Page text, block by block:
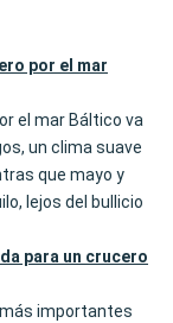
por el mar
el mar Báltico va
un clima suave
que mayo y
lejos del bullicio
para un crucero
importantes